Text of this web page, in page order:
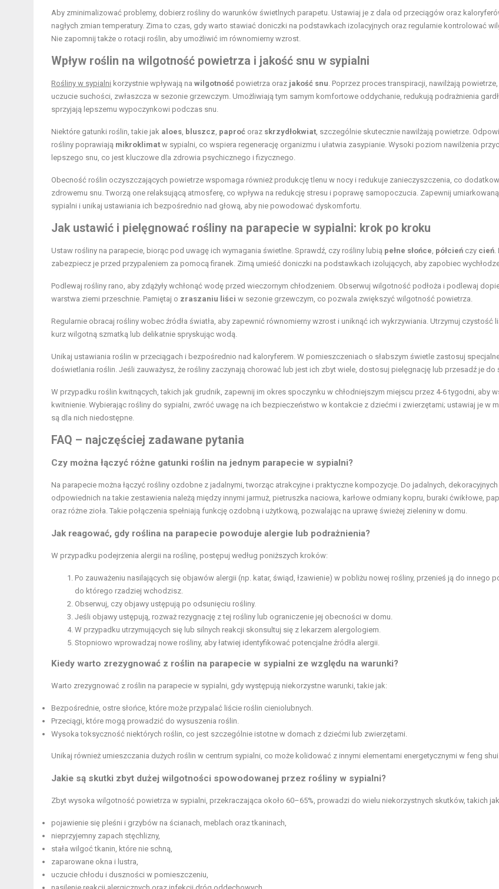
Aby zminimalizować problemy, dobierz rośliny do warunków świetlnych parapetu. Ustawiaj je z dala od przeciągów oraz
nagłych zmian temperatury. Zima to czas, gdy warto stawiać doniczki na podstawkach izolacyjnych oraz regularnie kontrolować
Nie zapomnij także o rotacji roślin, aby umożliwić im równomierny wzrost.
Wpływ roślin na wilgotność powietrza i jakość snu w sypialni
Rośliny w sypialni korzystnie wpływają na wilgotność powietrza oraz jakość snu . Poprzez proces transpiracji, nawilżają
uczucie suchości, zwłaszcza w sezonie grzewczym. Umożliwiają tym samym komfortowe oddychanie, redukują podrażnienia
sprzyjają lepszemu wypoczynkowi podczas snu.
Niektóre gatunki roślin, takie jak aloes bluszcz paproć oraz skrzydłokwiat , szczególnie skutecznie nawilżają powietrze.
rośliny poprawiają mikroklimat w sypialni, co wspiera regenerację organizmu i ułatwia zasypianie. Wysoki poziom nawilżenia
lepszego snu, co jest kluczowe dla zdrowia psychicznego i fizycznego.
Obecność roślin oczyszczających powietrze wspomaga również produkcję tlenu w nocy i redukuje zanieczyszczenia, co
zdrowemu snu. Tworzą one relaksującą atmosferę, co wpływa na redukcję stresu i poprawę samopoczucia. Zapewnij
sypialni i unikaj ustawiania ich bezpośrednio nad głową, aby nie powodować dyskomfortu.
Jak ustawić i pielęgnować rośliny na parapecie w sypialni: krok po kroku
Ustaw rośliny na parapecie, biorąc pod uwagę ich wymagania świetlne. Sprawdź, czy rośliny lubią pełne słońce półcień czy cień
zabezpiecz je przed przypaleniem za pomocą firanek. Zimą umieść doniczki na podstawkach izolujących, aby zapobiec
Podlewaj rośliny rano, aby zdążyły wchłonąć wodę przed wieczornym chłodzeniem. Obserwuj wilgotność podłoża i podlewaj
warstwa ziemi przeschnie. Pamiętaj o zraszaniu liści w sezonie grzewczym, co pozwala zwiększyć wilgotność powietrza.
Regularnie obracaj rośliny wobec źródła światła, aby zapewnić równomierny wzrost i uniknąć ich wykrzywiania. Utrzymuj czystość
kurz wilgotną szmatką lub delikatnie spryskując wodą.
Unikaj ustawiania roślin w przeciągach i bezpośrednio nad kaloryferem. W pomieszczeniach o słabszym świetle zastosuj
doświetlania roślin. Jeśli zauważysz, że rośliny zaczynają chorować lub jest ich zbyt wiele, dostosuj pielęgnację lub przesadź je do
W przypadku roślin kwitnących, takich jak grudnik, zapewnij im okres spoczynku w chłodniejszym miejscu przez 4-6 tygodni, aby
kwitnienie. Wybierając rośliny do sypialni, zwróć uwagę na ich bezpieczeństwo w kontakcie z dziećmi i zwierzętami; ustawiaj je w
są dla nich niedostępne.
FAQ – najczęściej zadawane pytania
Czy można łączyć różne gatunki roślin na jednym parapecie w sypialni?
Na parapecie można łączyć rośliny ozdobne z jadalnymi, tworząc atrakcyjne i praktyczne kompozycje. Do jadalnych,
odpowiednich na takie zestawienia należą między innymi jarmuż, pietruszka naciowa, karłowe odmiany kopru, buraki ćwikłowe,
oraz różne zioła. Takie połączenia spełniają funkcję ozdobną i użytkową, pozwalając na uprawę świeżej zieleniny w domu.
Jak reagować, gdy roślina na parapecie powoduje alergie lub podrażnienia?
W przypadku podejrzenia alergii na roślinę, postępuj według poniższych kroków:
Po zauważeniu nasilających się objawów alergii (np. katar, świąd, łzawienie) w pobliżu nowej rośliny, przenieś ją do innego
do którego rzadziej wchodzisz.
Obserwuj, czy objawy ustępują po odsunięciu rośliny.
Jeśli objawy ustępują, rozważ rezygnację z tej rośliny lub ograniczenie jej obecności w domu.
W przypadku utrzymujących się lub silnych reakcji skonsultuj się z lekarzem alergologiem.
Stopniowo wprowadzaj nowe rośliny, aby łatwiej identyfikować potencjalne źródła alergii.
Kiedy warto zrezygnować z roślin na parapecie w sypialni ze względu na warunki?
Warto zrezygnować z roślin na parapecie w sypialni, gdy występują niekorzystne warunki, takie jak:
Bezpośrednie, ostre słońce, które może przypalać liście roślin cieniolubnych.
Przeciągi, które mogą prowadzić do wysuszenia roślin.
Wysoka toksyczność niektórych roślin, co jest szczególnie istotne w domach z dziećmi lub zwierzętami.
Unikaj również umieszczania dużych roślin w centrum sypialni, co może kolidować z innymi elementami energetycznymi w feng shui.
Jakie są skutki zbyt dużej wilgotności spowodowanej przez rośliny w sypialni?
Zbyt wysoka wilgotność powietrza w sypialni, przekraczająca około 60–65%, prowadzi do wielu niekorzystnych skutków, takich
pojawienie się pleśni i grzybów na ścianach, meblach oraz tkaninach,
nieprzyjemny zapach stęchlizny,
stała wilgoć tkanin, które nie schną,
zaparowane okna i lustra,
uczucie chłodu i duszności w pomieszczeniu,